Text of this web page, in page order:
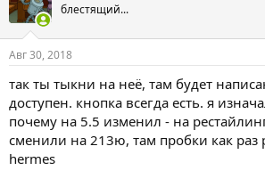
с
в
а
т
ь
с
в
а
т
ь
блестящий...
Авг 30, 2018
так ты тыкни на неё, там будет
доступен. кнопка всегда есть. я
почему на 5.5 изменил - на
сменили на 213ю, там пробки как раз
hermes